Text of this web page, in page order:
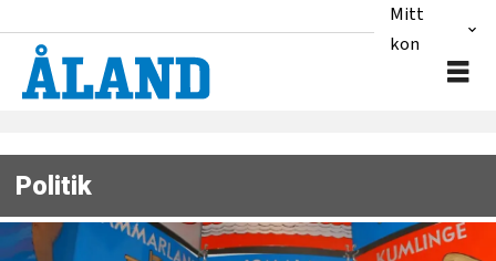
Mitt
konto
Politik